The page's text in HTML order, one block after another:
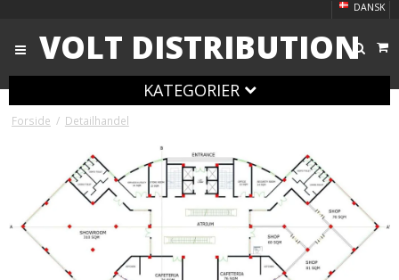
DANSK
VOLT DISTRIBUTION
KATEGORIER
Forside / Detailhandel